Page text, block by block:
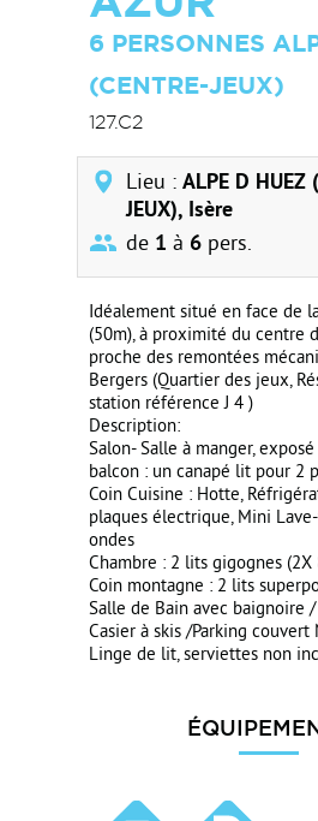
6 PERSONNES
(CENTRE-JEUX)
127.C2
Lieu : ALPE D HUEZ
JEUX), Isère
de 1 à 6 pers.
Idéalement situé en face de
(50m), à proximité du centre
proche des remontées
Bergers (Quartier des jeux,
station référence J 4 )
Description:
Salon- Salle à manger,
balcon : un canapé lit pour 2
Coin Cuisine : Hotte,
plaques électrique, Mini
ondes
Chambre : 2 lits gigognes (2X
Coin montagne : 2 lits
Salle de Bain avec baignoire
Casier à skis /Parking couvert
Linge de lit, serviettes non